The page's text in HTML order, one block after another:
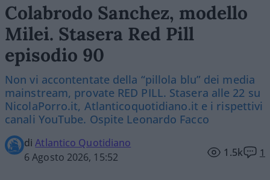
Colabrodo Sanchez, modello
Milei. Stasera Red Pill
episodio 90
Non vi accontentate della “pillola blu” dei media
mainstream, provate RED PILL. Stasera alle 22 su
NicolaPorro.it, Atlanticoquotidiano.it e i rispettivi
canali YouTube. Ospite Leonardo Facco
diAtlantico Quotidiano
6 Agosto 2026, 15:52
1.5k 1